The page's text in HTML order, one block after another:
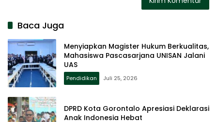
Baca Juga
Menyiapkan Magister Hukum Berkualitas,
Mahasiswa Pascasarjana UNISAN Jalani
UAS
Pendidikan Juli 25, 2026
DPRD Kota Gorontalo Apresiasi Deklarasi
Anak Indonesia Hebat